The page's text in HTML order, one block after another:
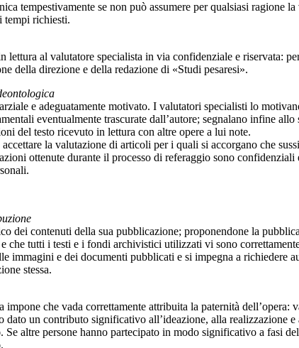
tempestivamente se non può assumere per qualsiasi ragione
tempi richiesti.
lettura al valutatore specialista in via confidenziale e riservata:
della direzione e della redazione di «Studi pesaresi».
e adeguatamente motivato. I valutatori specialisti lo
eventualmente trascurate dall’autore; segnalano infine
del testo ricevuto in lettura con altre opere a lui note.
la valutazione di articoli per i quali si accorgano che
ottenute durante il processo di referaggio sono confidenziali
dei contenuti della sua pubblicazione; proponendone la
che tutti i testi e i fondi archivistici utilizzati vi sono
immagini e dei documenti pubblicati e si impegna a richiedere
stessa.
impone che vada correttamente attribuita la paternità dell’opera:
dato un contributo significativo all’ideazione, alla realizzazione
Se altre persone hanno partecipato in modo significativo a fasi